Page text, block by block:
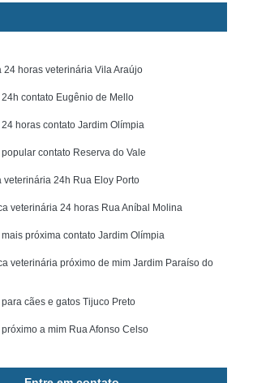
24 horas veterinária Vila Araújo
contato Eugênio de Mello
horas contato Jardim Olímpia
contato Reserva do Vale
veterinária 24h Rua Eloy Porto
veterinária 24 horas Rua Aníbal Molina
próxima contato Jardim Olímpia
veterinária próximo de mim Jardim Paraíso do
cães e gatos Tijuco Preto
a mim Rua Afonso Celso